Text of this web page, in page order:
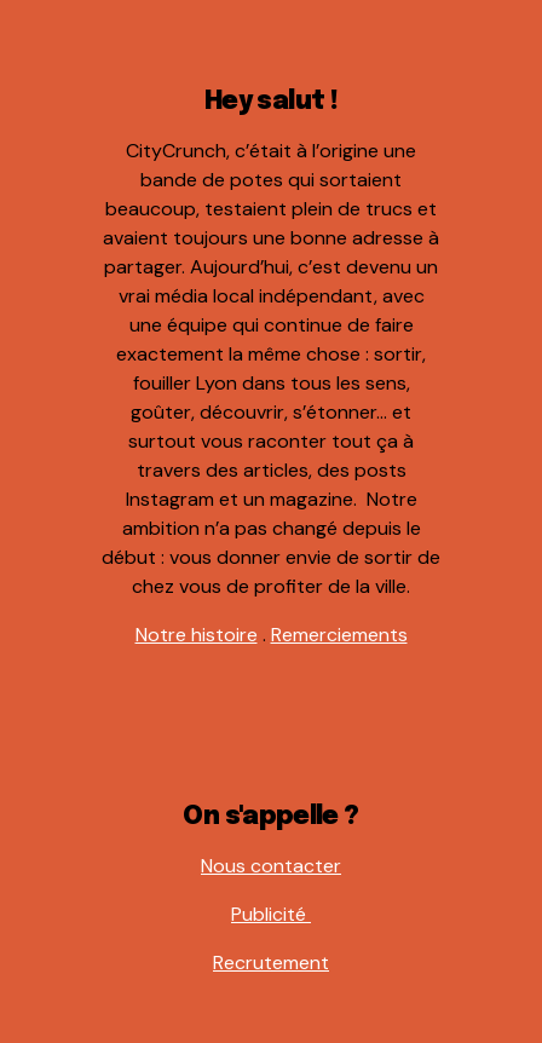
Hey salut !
CityCrunch, c’était à l’origine une
bande de potes qui sortaient
beaucoup, testaient plein de trucs et
avaient toujours une bonne adresse à
partager. Aujourd’hui, c’est devenu un
vrai média local indépendant, avec
une équipe qui continue de faire
exactement la même chose : sortir,
fouiller Lyon dans tous les sens,
goûter, découvrir, s’étonner… et
surtout vous raconter tout ça à
travers des articles, des posts
Instagram et un magazine. Notre
ambition n’a pas changé depuis le
début : vous donner envie de sortir de
chez vous de profiter de la ville.
Notre histoire . Remerciements
On s'appelle ?
Nous contacter
Publicité
Recrutement